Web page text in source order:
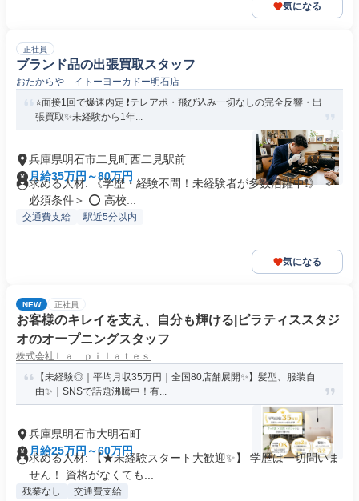
気になる
正社員
ブランド品の出張買取スタッフ
おたからや イトーヨーカドー明石店
⭐️面接1回で爆速内定 ❗️テレアポ・飛び込み一切なしの完全反響・出
張買取✨未経験から1年...
兵庫県明石市二見町西二見駅前
月給35万円～80万円
求める人材: 《学歴・経験不問！未経験者が多数活躍中❗️》 ＜
必須条件＞ ⭕ 高校...
交通費支給 駅近5分以内
気になる
NEW 正社員
お客様のキレイを支え、自分も輝ける|ピラティススタジ
オのオープニングスタッフ
株式会社Ｌａ ｐｉｌａｔｅｓ
【未経験◎｜平均月収35万円｜全国80店舗展開✨】髪型、服装自
由✨｜SNSで話題沸騰中！有...
兵庫県明石市大明石町
月給25万円～60万円
求める人材: 【★未経験スタート大歓迎✨】 学歴は一切問いま
せん！ 資格がなくても...
残業なし 交通費支給